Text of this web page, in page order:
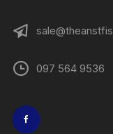
097 564 9536